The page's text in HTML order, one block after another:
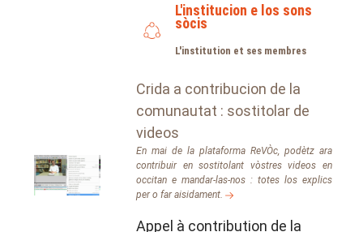
L'institucion e los sons
sòcis
L'institution et ses membres
Crida a contribucion de la
comunautat : sostitolar de
videos
En mai de la plataforma ReVÒc, podètz ara
contribuir en sostitolant vòstres videos en
occitan e mandar-las-nos : totes los explics
per o far aisidament.
Appel à contribution de la